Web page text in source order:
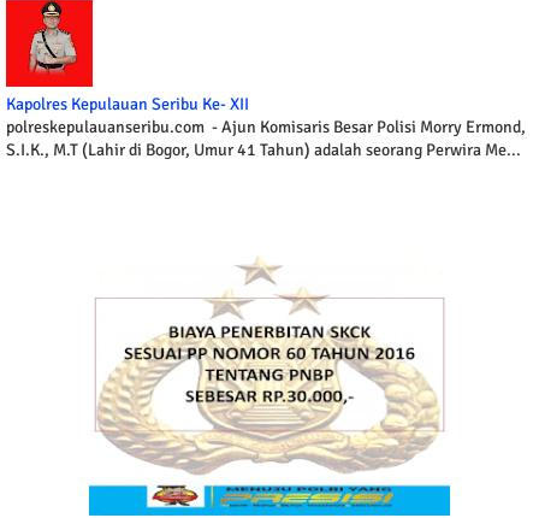
Kapolres Kepulauan Seribu Ke- XII
polreskepulauanseribu.com - Ajun Komisaris Besar Polisi Morry Ermond,
S.I.K., M.T (Lahir di Bogor, Umur 41 Tahun) adalah seorang Perwira Me...